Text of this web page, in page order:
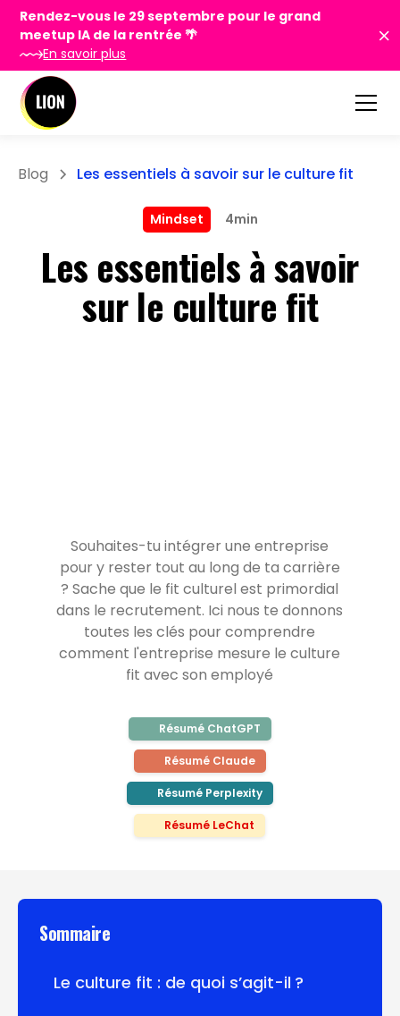
Rendez-vous le 29 septembre pour le grand
meetup IA de la rentrée 🌴
En savoir plus
Blog Les essentiels à savoir sur le culture fit
Mindset 4min
Les essentiels à savoir
sur le culture fit
Souhaites-tu intégrer une entreprise
pour y rester tout au long de ta carrière
? Sache que le fit culturel est primordial
dans le recrutement. Ici nous te donnons
toutes les clés pour comprendre
comment l'entreprise mesure le culture
fit avec son employé
Résumé ChatGPT
Résumé Claude
Résumé Perplexity
Résumé LeChat
Sommaire
Le culture fit : de quoi s’agit-il ?